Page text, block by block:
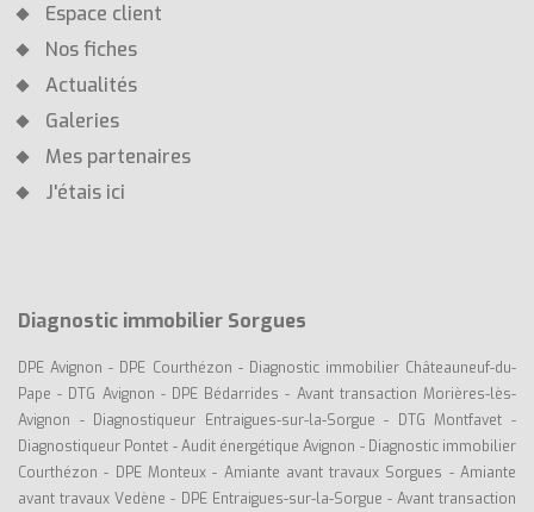
Espace client
Nos fiches
Actualités
Galeries
Mes partenaires
J'étais ici
Diagnostic immobilier Sorgues
DPE Avignon - DPE Courthézon - Diagnostic immobilier Châteauneuf-du-
Pape - DTG Avignon - DPE Bédarrides- Avant transaction Morières-lès-
Avignon - Diagnostiqueur Entraigues-sur-la-Sorgue - DTG Montfavet -
Diagnostiqueur Pontet -Audit énergétique Avignon - Diagnostic immobilier
Courthézon- DPE Monteux- Amiante avant travaux Sorgues -Amiante
avant travaux Vedène- DPE Entraigues-sur-la-Sorgue - Avant transaction